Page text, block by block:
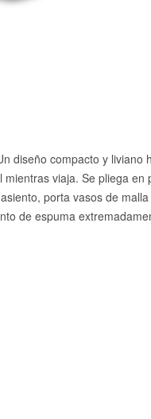
diseño compacto y
viaja. Se pliega
porta vasos de
de espuma